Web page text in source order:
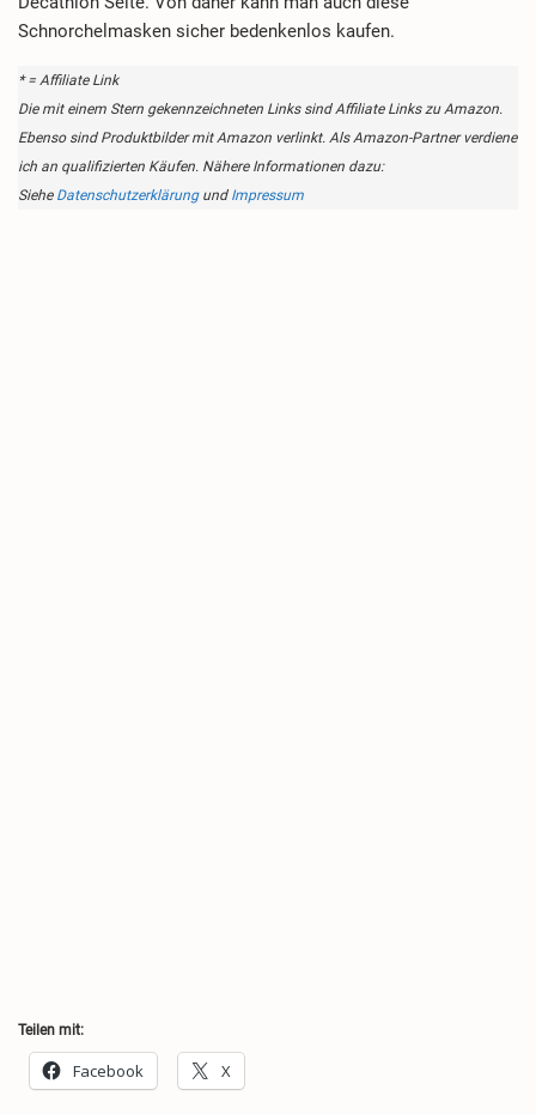
Schnorchelmasken sicher bedenkenlos kaufen.
* = Affiliate Link
Die mit einem Stern gekennzeichneten Links sind Affiliate Links zu Amazon.
Ebenso sind Produktbilder mit Amazon verlinkt. Als Amazon-Partner verdiene
ich an qualifizierten Käufen. Nähere Informationen dazu:
Siehe Datenschutzerklärung und Impressum
Teilen mit:
Facebook X